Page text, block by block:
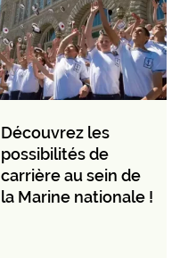
Découvrez les
possibilités de
carrière au sein de
la Marine nationale !